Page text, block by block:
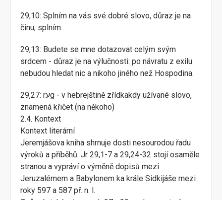
29,10: Splním na vás své dobré slovo, důraz je na
činu, splním.
29,13: Budete se mne dotazovat celým svým
srdcem - důraz je na výlučnosti: po návratu z exilu
nebudou hledat nic a nikoho jiného než Hospodina.
29,27: rעg - v hebrejštině zřídkakdy užívané slovo,
znamená křičet (na někoho)
2.4. Kontext
Kontext literární
Jeremjášova kniha shrnuje dosti nesourodou řadu
výroků a příběhů. Jr 29,1-7 a 29,24-32 stojí osaměle
stranou a vypráví o výměně dopisů mezi
Jeruzalémem a Babylonem ka krále Sidkijáše mezi
roky 597 a 587 př. n. l.